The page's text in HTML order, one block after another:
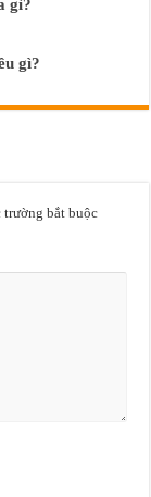
gì?
gì?
trường bắt buộc